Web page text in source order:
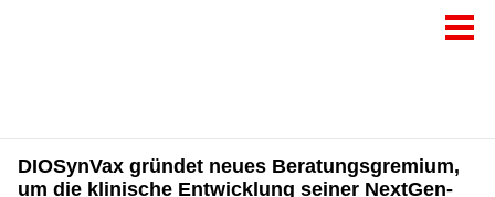
DIOSynVax gründet neues Beratungsgremium,
um die klinische Entwicklung seiner NextGen-